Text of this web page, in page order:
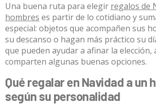
Una buena ruta para elegir regalos de
hombres es partir de lo cotidiano y
especial: objetos que acompañen sus
su descanso o hagan más práctico su
que pueden ayudar a afinar la elección,
comparten algunas buenas opciones.
Qué regalar en Navidad a un
según su personalidad